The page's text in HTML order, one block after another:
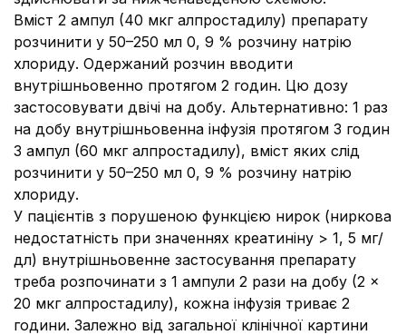
Вміст 2 ампул (40 мкг алпростадилу) препарату
розчинити у 50–250 мл 0, 9 % розчину натрію
хлориду. Одержаний розчин вводити
внутрішньовенно протягом 2 годин. Цю дозу
застосовувати двічі на добу. Альтернативно: 1 раз
на добу внутрішньовенна інфузія протягом 3 годин
3 ампул (60 мкг алпростадилу), вміст яких слід
розчинити у 50–250 мл 0, 9 % розчину натрію
хлориду.
У пацієнтів з порушеною функцією нирок (ниркова
недостатність при значеннях креатиніну > 1, 5 мг/
дл) внутрішньовенне застосування препарату
треба розпочинати з 1 ампули 2 рази на добу (2 ×
20 мкг алпростадилу), кожна інфузія триває 2
години. Залежно від загальної клінічної картини